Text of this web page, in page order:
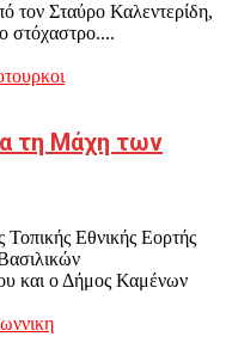
τον Σταύρο Καλεντερίδη,
στόχαστρο....
τουρκοι
τη Μάχη των
Τοπικής Εθνικής Εορτής
και ο Δήμος Καμένων
νικη